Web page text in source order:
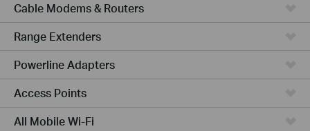
Cable Modems & Routers
Range Extenders
Powerline Adapters
Access Points
All Mobile Wi-Fi